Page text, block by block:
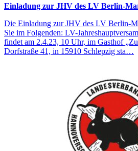
Einladung zur JHV des LV Berlin-
Die Einladung zur JHV des LV Berlin-
Sie im Folgenden: LV-
findet am 2.4.23, 10 Uhr, im Gasthof
Dorfstraße 41, in 15910 Schlepzig sta…